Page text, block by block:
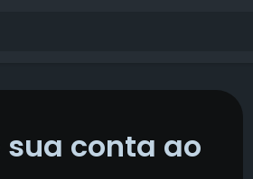
sua conta ao